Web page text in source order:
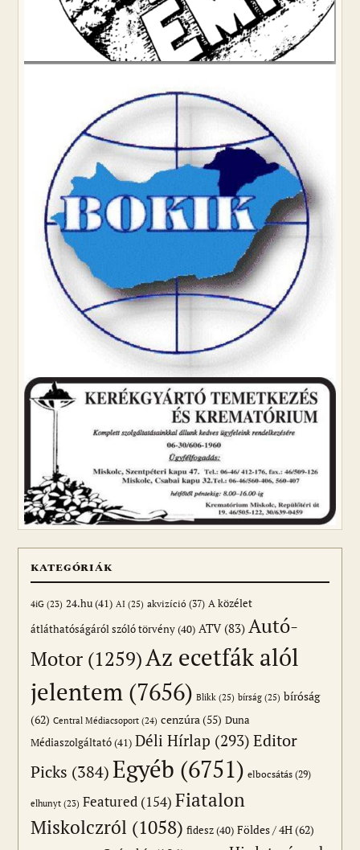
KATEGÓRIÁK
4iG (23) 24.hu(41) AI (25) akvizíció (37) A közélet
átláthatóságáról szóló törvény(40) ATV(83) Autó-
Motor (1259)Az ecetfák alól
jelentem (7656) Blikk (25) bírság (25) bíróság
(62) Central Médiacsoport (24) cenzúra(55) Duna
Médiaszolgáltató(41) Déli Hírlap (293) Editor
Picks (384)Egyéb (6751) elbocsátás (29)
elhunyt (23) Featured (154) Fiatalon
Miskolczról (1058) fidesz(40) Földes / 4H(62)